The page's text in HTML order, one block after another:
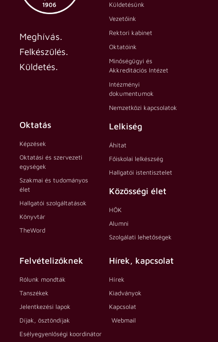
Meghívás.
Felkészülés.
Küldetés.
Küldetésünk
Vezetőink
Rektori kabinet
Oktatóink
Minőségügyi és
Akkreditációs Intézet
Intézményi
dokumentumok
Nemzetközi kapcsolatok
Oktatás
Képzések
Oktatási és szervezeti
egységek
Szakmai és tudományos
élet
Hallgatói szolgáltatások
Könyvtár
TheWord
Lelkiség
Áhítat
Főiskolai lelkészség
Hallgatói istentisztelet
Közösségi élet
HÖK
Alumni
Szolgálati lehetőségek
Felvételizőknek
Rólunk mondták
Tanszékek
Jelentkezési lapok
Díjak, ösztöndíjak
Esélyegyenlőségi koordinátor
Hírek, kapcsolat
Hírek
Kiadványok
Kapcsolat
Webmail